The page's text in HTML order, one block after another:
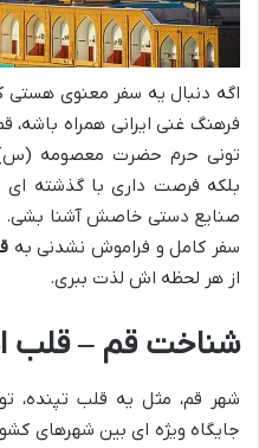
اگه دنبال یه سفر معنوی هستی
فرهنگ غنی ایرانی همراه باشه،
تونی حرم حضرت معصومه (س)
بلکه فرصت داری با گذشته ای
صنایع دستی خاصش آشنا بشی.
سفر کامل و فراموش نشدنی به
از هر لحظه اش لذت ببری.
شناخت قم – قلب
شهر قم، مثل یه قلب تپنده،
جایگاه ویژه ای بین شهرهای